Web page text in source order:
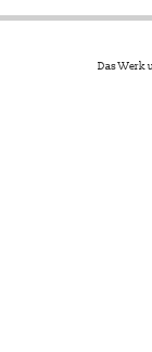
Das Werk